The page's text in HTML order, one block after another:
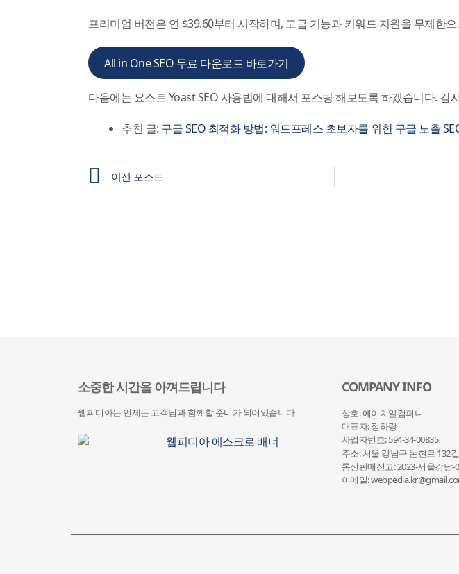
프리미엄 버전은 연 $39.60부터 시작하며, 고급 기능과 키워드 지원을 무제한
All in One SEO 무료 다운로드 바로가기
다음에는 요스트 Yoast SEO 사용법에 대해서 포스팅 해보도록 하겠습니다. 감
추천 글: 구글 SEO 최적화 방법: 워드프레스 초보자를 위한 구글 노출
이전 포스트
소중한 시간을 아껴드립니다
웹피디아는 언제든 고객님과 함께할 준비가 되어있습니다
COMPANY INFO
상호: 에이치알컴퍼니
대표자: 정하랑
사업자번호: 594-34-00835
주소: 서울 강남구 논현로 132
통신판매신고: 2023-서울강남-
이메일: